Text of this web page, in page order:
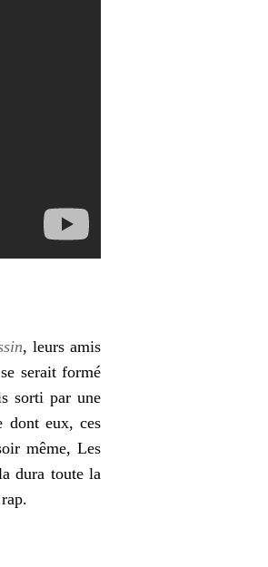
, leurs amis
serait formé
sorti par une
dont eux, ces
même, Les
dura toute la